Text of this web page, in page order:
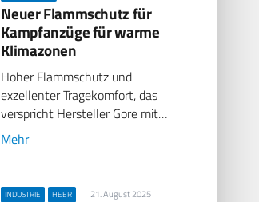
Neuer Flammschutz für
Kampfanzüge für warme
Klimazonen
Hoher Flammschutz und
exzellenter Tragekomfort, das
verspricht Hersteller Gore mit…
Mehr
INDUSTRIE HEER 21. August 2025